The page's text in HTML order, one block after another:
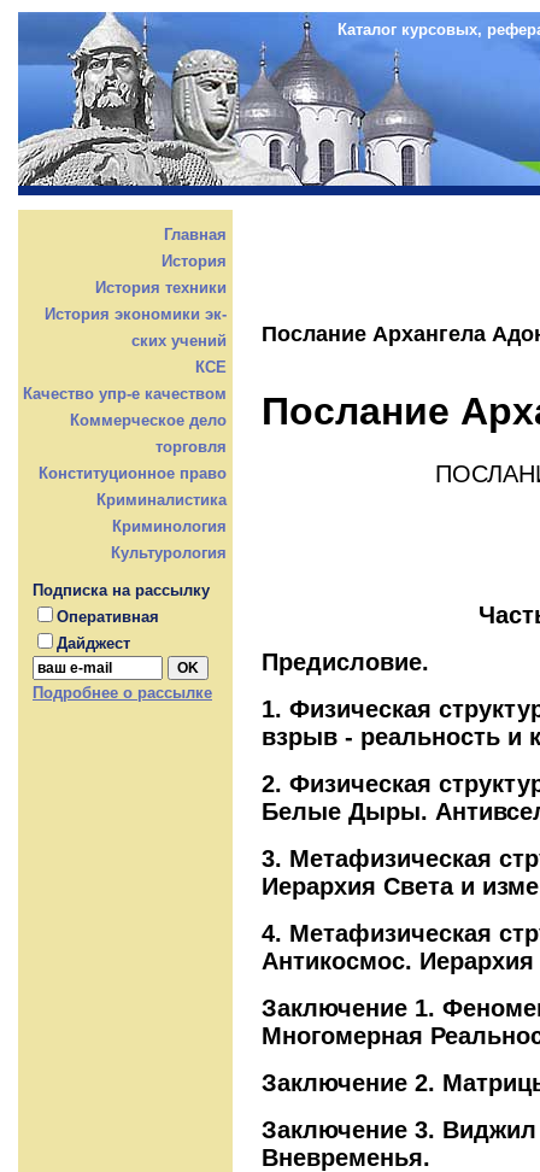
Каталог курсовых,
Главная
История
История техники
История экономики эк-
ских учений
КСЕ
Качество упр-е качеством
Коммерческое дело
торговля
Конституционное право
Криминалистика
Криминология
Культурология
Подписка на рассылку
Оперативная
Дайджест
Подробнее о рассылке
Послание Архангела
Послание
ПОСЛАНИЕ
Часть
Предисловие.
1. Физическая
взрыв - реальность и
2. Физическая
Белые Дыры.
3. Метафизическая
Иерархия Света и
4. Метафизическая
Антикосмос.
Заключение 1.
Многомерная
Заключение 2.
Заключение 3. Виджил
Вневременья.